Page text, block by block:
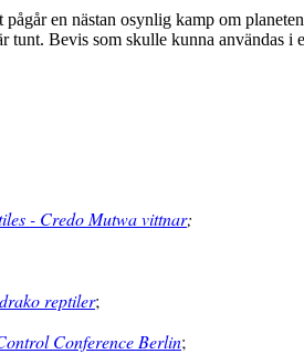
en nästan osynlig kamp om
tunt. Bevis som skulle kunna
- Credo Mutwa vittnar;
reptiler;
Conference Berlin;